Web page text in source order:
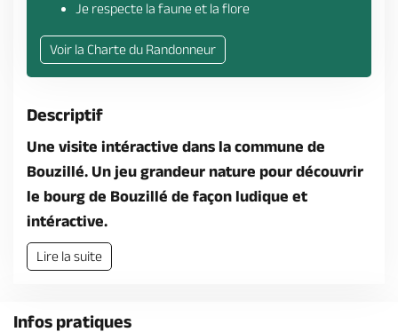
Je respecte la faune et la flore
Voir la Charte du Randonneur
Descriptif
Une visite intéractive dans la commune de
Bouzillé. Un jeu grandeur nature pour découvrir
le bourg de Bouzillé de façon ludique et
intéractive.
Lire la suite
Infos pratiques